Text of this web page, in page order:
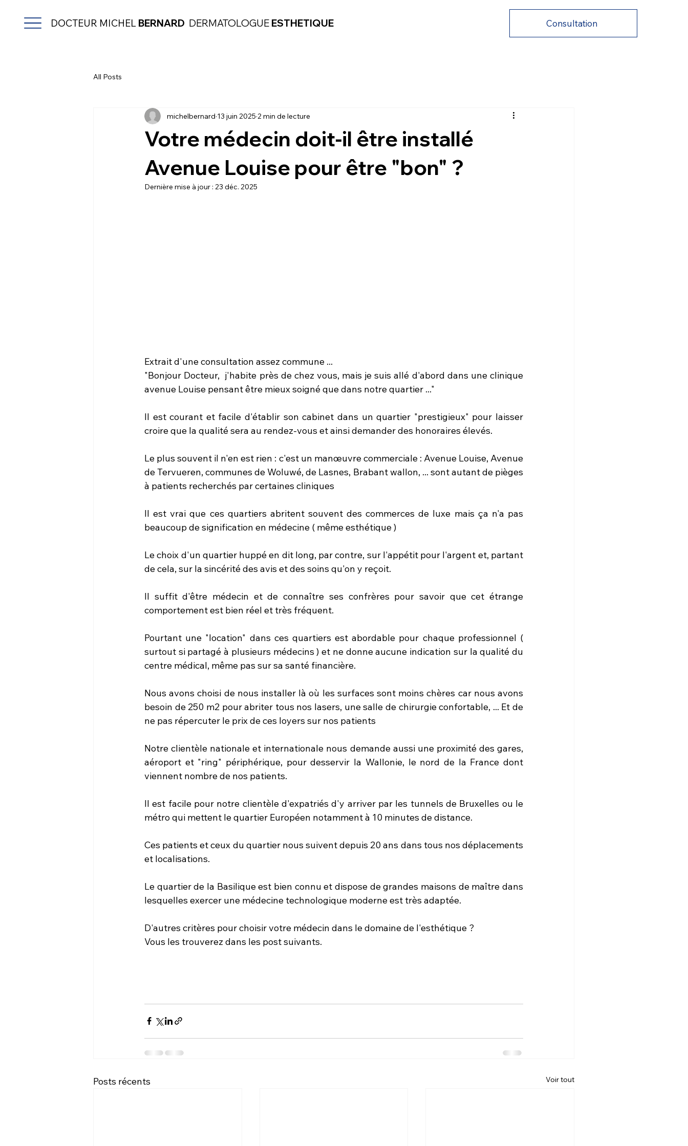
DOCTEUR MICHEL BERNARD DERMATOLOGUE ESTHETIQUE Consultation
All Posts
Votre médecin doit-il être installé
Avenue Louise pour être "bon" ?
michelbernard 13 juin 2025 2 min de lecture
Dernière mise à jour : 23 déc. 2025
Extrait d'une consultation assez commune ...
"Bonjour Docteur,  j'habite près de chez vous, mais je suis allé d'abord dans une clinique
avenue Louise pensant être mieux soigné que dans notre quartier ..."
Il est courant et facile d'établir son cabinet dans un quartier "prestigieux" pour laisser
croire que la qualité sera au rendez-vous et ainsi demander des honoraires élevés.
Le plus souvent il n'en est rien : c'est un manœuvre commerciale : Avenue Louise, Avenue
de Tervueren, communes de Woluwé, de Lasnes, Brabant wallon, ... sont autant de pièges
à patients recherchés par certaines cliniques
Il est vrai que ces quartiers abritent souvent des commerces de luxe mais ça n'a pas
beaucoup de signification en médecine ( même esthétique )
Le choix d'un quartier huppé en dit long, par contre, sur l'appétit pour l'argent et, partant
de cela, sur la sincérité des avis et des soins qu'on y reçoit.
Il suffit d'être médecin et de connaître ses confrères pour savoir que cet étrange
comportement est bien réel et très fréquent.
Pourtant une "location" dans ces quartiers est abordable pour chaque professionnel (
surtout si partagé à plusieurs médecins ) et ne donne aucune indication sur la qualité du
centre médical, même pas sur sa santé financière.
Nous avons choisi de nous installer là où les surfaces sont moins chères car nous avons
besoin de 250 m2 pour abriter tous nos lasers, une salle de chirurgie confortable, ... Et de
ne pas répercuter le prix de ces loyers sur nos patients
Notre clientèle nationale et internationale nous demande aussi une proximité des gares,
aéroport et "ring" périphérique, pour desservir la Wallonie, le nord de la France dont
viennent nombre de nos patients.
Il est facile pour notre clientèle d'expatriés d'y arriver par les tunnels de Bruxelles ou le
métro qui mettent le quartier Européen notamment à 10 minutes de distance.
Ces patients et ceux du quartier nous suivent depuis 20 ans dans tous nos déplacements
et localisations.
Le quartier de la Basilique est bien connu et dispose de grandes maisons de maître dans
lesquelles exercer une médecine technologique moderne est très adaptée.
D'autres critères pour choisir votre médecin dans le domaine de l'esthétique ?
Vous les trouverez dans les post suivants.
Posts récents Voir tout